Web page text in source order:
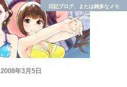
日記ブログ、または雑多なメモ
2008年3月5日